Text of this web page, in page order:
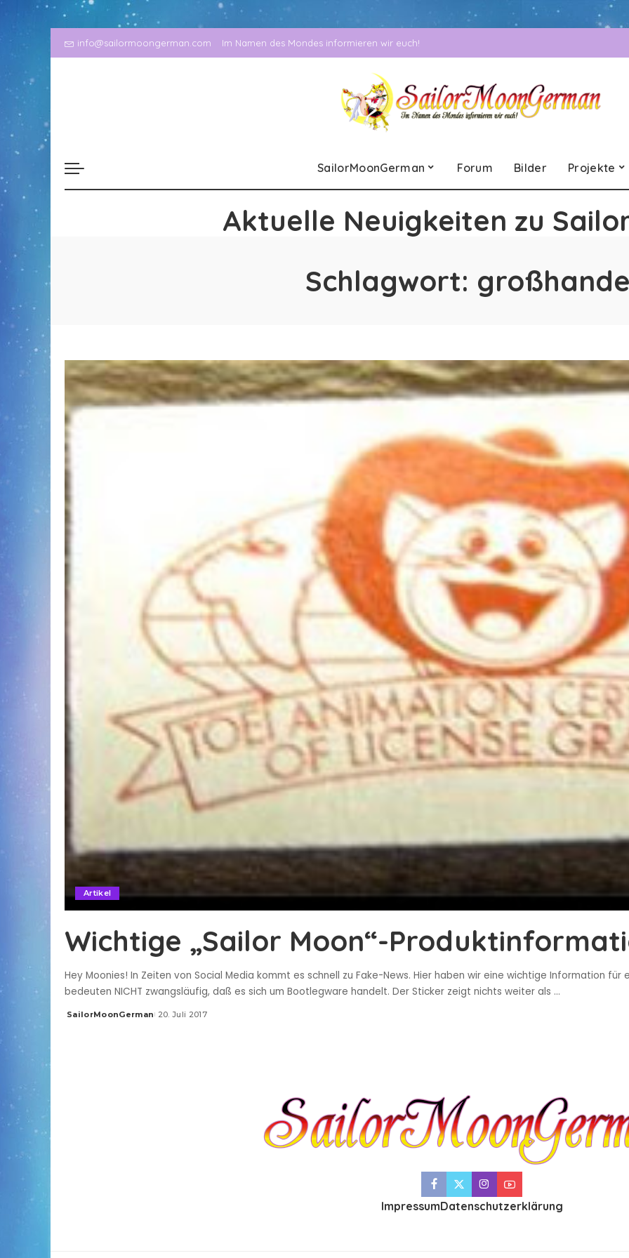
info@sailormoongerman.com Im Namen des Mondes informieren wir euch!
SailorMoonGerman Forum Bilder Projekte
Aktuelle Neuigkeiten zu
Schlagwort:
Artikel
Wichtige „Sailor Moon“-
Hey Moonies! In Zeiten von Social Media kommt es schnell zu Fake-News. Hier haben wir eine wichtige Information für
bedeuten NICHT zwangsläufig, daß es sich um Bootlegware handelt. Der Sticker zeigt nichts weiter als ...
Posted
SailorMoonGerman 20. Juli 2017
ImpressumDatenschutzerklärung